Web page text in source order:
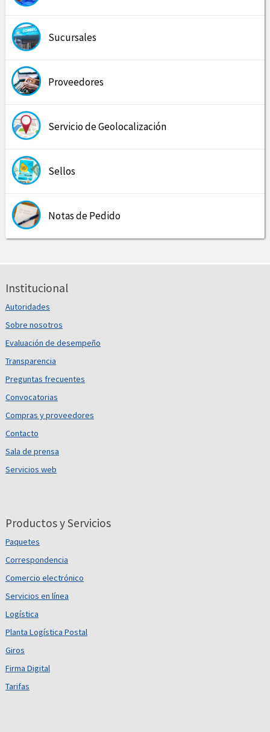
Sucursales
Proveedores
Servicio de Geolocalización
Sellos
Notas de Pedido
Institucional
Autoridades
Sobre nosotros
Evaluación de desempeño
Transparencia
Preguntas frecuentes
Convocatorias
Compras y proveedores
Contacto
Sala de prensa
Servicios web
Productos y Servicios
Paquetes
Correspondencia
Comercio electrónico
Servicios en línea
Logística
Planta Logística Postal
Giros
Firma Digital
Tarifas